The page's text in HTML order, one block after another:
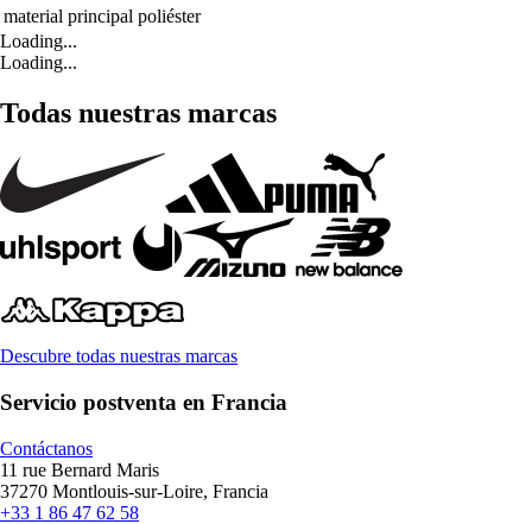
material principal poliéster
Loading...
Loading...
Todas nuestras marcas
Descubre todas nuestras marcas
Servicio postventa en Francia
Contáctanos
11 rue Bernard Maris
37270 Montlouis-sur-Loire, Francia
+33 1 86 47 62 58